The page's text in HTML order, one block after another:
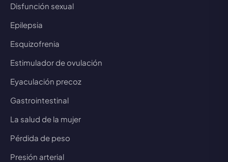
Disfunción sexual
Epilepsia
Esquizofrenia
Estimulador de ovulación
Eyaculación precoz
Gastrointestinal
La salud de la mujer
Pérdida de peso
Presión arterial